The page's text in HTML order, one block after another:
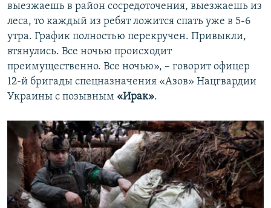
выезжаешь в район сосредоточения, выезжаешь из
леса, то каждый из ребят ложится спать уже в 5-6
утра. График полностью перекручен. Привыкли,
втянулись. Все ночью происходит
преимущественно. Все ночью», – говорит офицер
12-й бригады спецназначения «Азов» Нацгвардии
Украины с позывным «Ирак».